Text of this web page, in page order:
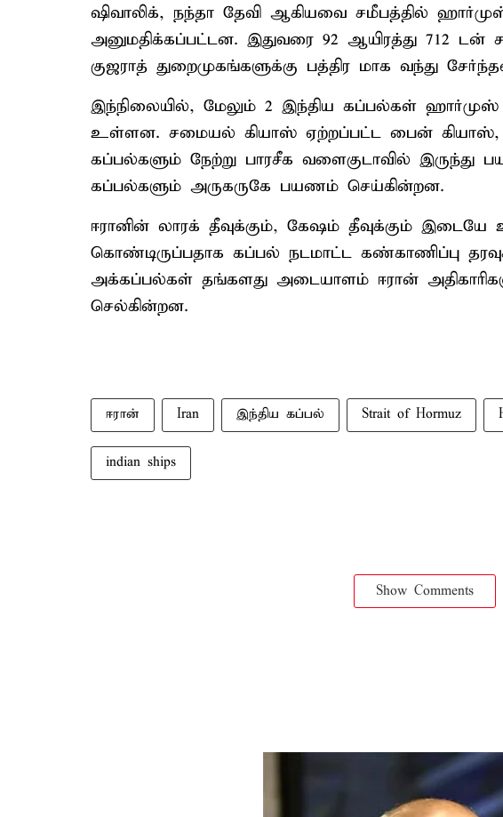
ஷிவாலிக், நந்தா தேவி ஆகியவை சமீபத்தில்
அனுமதிக்கப்பட்டன. இதுவரை 92 ஆயிரத்து 712
குஜராத் துறைமுகங்களுக்கு பத்திர மாக வந்து
இந்நிலையில், மேலும் 2 இந்திய கப்பல்கள்
உள்ளன. சமையல் கியாஸ் ஏற்றப்பட்ட பைன்
கப்பல்களும் நேற்று பாரசீக வளைகுடாவில்
கப்பல்களும் அருகருகே பயணம் செய்கின்றன.
ஈரானின் லாரக் தீவுக்கும், கேஷம் தீவுக்கும் இடையே
கொண்டிருப்பதாக கப்பல் நடமாட்ட கண்காணிப்பு
அக்கப்பல்கள் தங்களது அடையாளம் ஈரான்
செல்கின்றன.
ஈரான் Iran இந்திய கப்பல் Strait of Hormuz
indian ships
Show Comments